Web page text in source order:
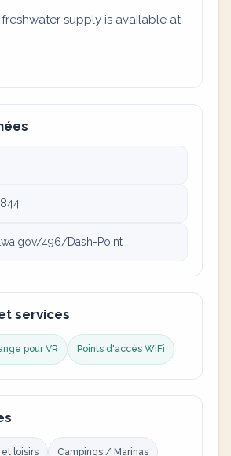
supply is available at
496/Dash-Point
services
pour VR Points d'accès WiFi
et loisirs Campings / Marinas